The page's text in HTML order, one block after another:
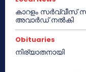
കാറളം സർവ്വീസ്
അവാർഡ് നൽകി
Obituaries
നിര്യാതനായി